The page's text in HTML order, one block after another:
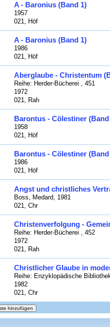
A - Baronius (Band 1)
1957
021, Höf
A - Baronius (Band 1)
1986
021, Höf
Aberglaube - Christentum
Reihe: Herder-Bücherei , 451
1972
021, Rah
Barontus - Cölestiner (Band
1958
021, Höf
Barontus - Cölestiner (Band
1986
021, Höf
Angst und christliches
Boss, Medard, 1981
021, Chr
Christenverfolgung -
Reihe: Herder-Bücherei , 452
1972
021, Rah
Christlicher Glaube in
Reihe: Enzyklopädische
1982
021, Chr